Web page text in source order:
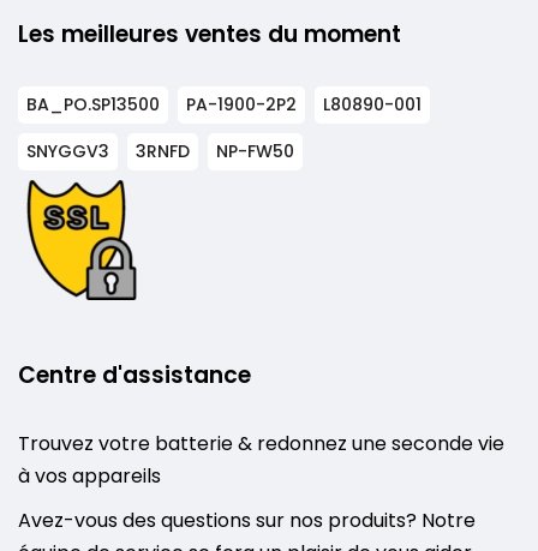
Les meilleures ventes du moment
BA_PO.SP13500 PA-1900-2P2
L80890-001
SNYGGV3
3RNFD NP-FW50
Centre d'assistance
Trouvez votre batterie & redonnez une seconde vie
à vos appareils
Avez-vous des questions sur nos produits? Notre